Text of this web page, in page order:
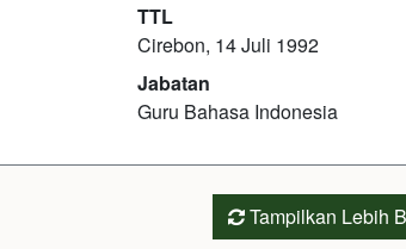
TTL
Cirebon, 14 Juli 1992
Jabatan
Guru Bahasa Indonesia
Tampilkan Lebih